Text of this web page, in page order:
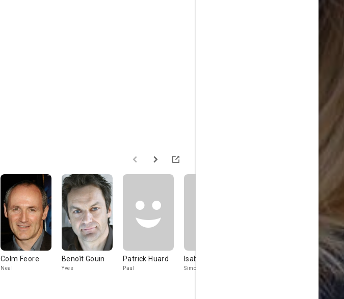
Colm Feore
Neal
Benoît Gouin
Yves
Patrick Huard
Paul
Isabel Richer
Simone
Anne-
Cadieux